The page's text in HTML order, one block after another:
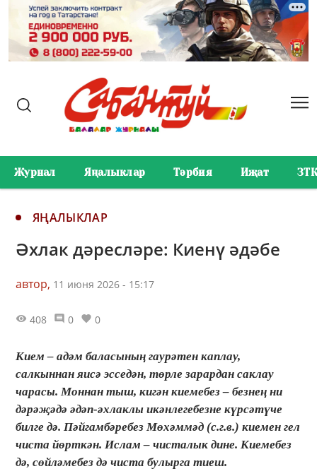
Журнал Яңалыклар Тәрбия Иҗат ЗТК
ЯҢАЛЫКЛАР
Әхлак дәресләре: Киенү әдәбе
автор, 11 июня 2026 - 15:17
408 0 0
Кием – адәм баласының гаурәтен каплау,
салкыннан яисә эсседән, төрле зарардан саклау
чарасы. Моннан тыш, кигән киемебез – безнең ни
дәрәҗәдә әдәп-әхлаклы икәнлегебезне күрсәтүче
билге дә. Пәйгамбәребез Мөхәммәд (с.г.в.) киемен гел
чиста йөрткән. Ислам – чисталык дине. Киемебез
дә, сөйләмебез дә чиста булырга тиеш.